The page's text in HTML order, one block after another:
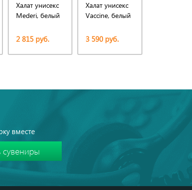
Халат унисекс
Mederi, белый
2 815 руб.
Халат унисекс
Vaccine, белый
3 590 руб.
вместе